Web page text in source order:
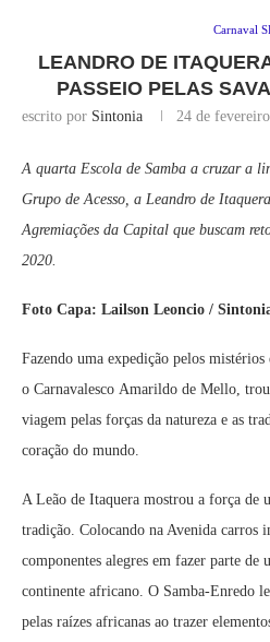
Carnaval
LEANDRO DE
PASSEIO PELAS
escrito por Sintonia 24 de
A quarta Escola de Samba a cruzar a
Grupo de Acesso, a Leandro de
Agremiações da Capital que buscam
2020.
Foto Capa: Lailson Leoncio /
Fazendo uma expedição pelos mistérios
o Carnavalesco Amarildo de Mello,
viagem pelas forças da natureza e as
coração do mundo.
A Leão de Itaquera mostrou a força de
tradição. Colocando na Avenida carros
componentes alegres em fazer parte de
continente africano. O Samba-Enredo
pelas raízes africanas ao trazer